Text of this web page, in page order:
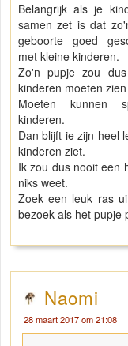
Belangrijk als je
samen zet is dat
geboorte goed
met kleine kinderen.
Zo'n pupje zou
kinderen moeten
Moeten kunnen
kinderen.
Dan blijft ie zijn heel
kinderen ziet.
Ik zou dus nooit een
niks weet.
Zoek een leuk ras
bezoek als het pupje
Naomi
28 maart 2017 om 21:08